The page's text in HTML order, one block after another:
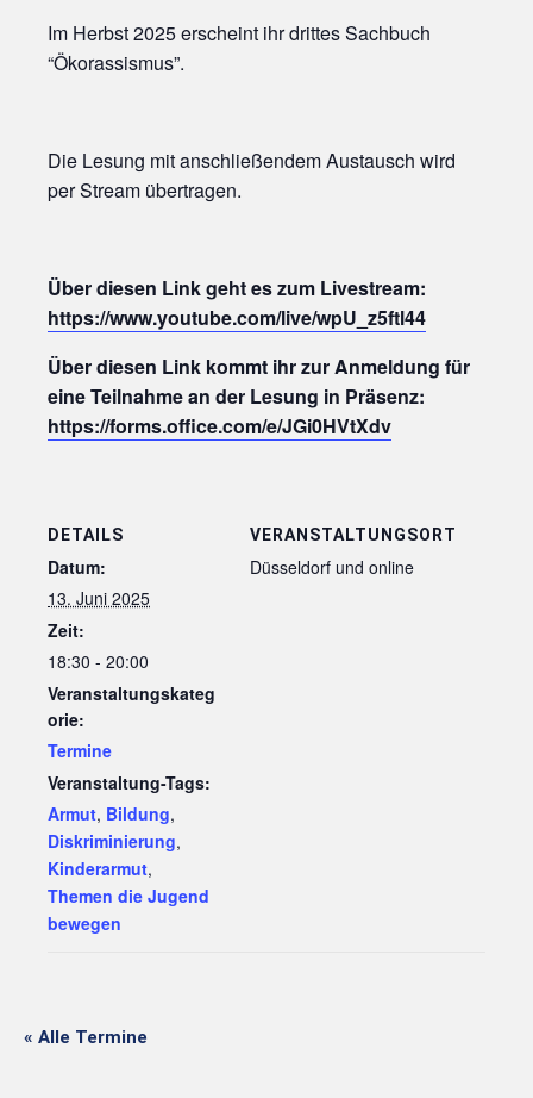
Im Herbst 2025 erscheint ihr drittes Sachbuch
“Ökorassismus”.
Die Lesung mit anschließendem Austausch wird
per Stream übertragen.
Über diesen Link geht es zum Livestream:
https://www.youtube.com/live/wpU_z5ftl44
Über diesen Link kommt ihr zur Anmeldung für
eine Teilnahme an der Lesung in Präsenz:
https://forms.office.com/e/JGi0HVtXdv
DETAILS
Datum:
13. Juni 2025
Zeit:
18:30 - 20:00
Veranstaltungskateg
orie:
Termine
Veranstaltung-Tags:
Armut, Bildung,
Diskriminierung,
Kinderarmut,
Themen die Jugend
bewegen
VERANSTALTUNGSORT
Düsseldorf und online
« Alle Termine